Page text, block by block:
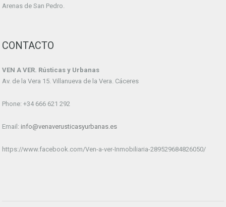
Arenas de San Pedro.
CONTACTO
VEN A VER. Rústicas y Urbanas
Av. de la Vera 15. Villanueva de la Vera. Cáceres
Phone: +34 666 621 292
Email: info@venaverusticasyurbanas.es
https://www.facebook.com/Ven-a-ver-Inmobiliaria-289529684826050/